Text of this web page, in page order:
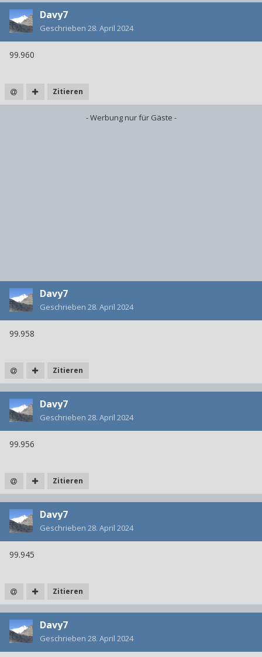
Davy7
Geschrieben 28. April 2024
99.960
Zitieren
- Werbung nur für Gäste -
Davy7
Geschrieben 28. April 2024
99.958
Zitieren
Davy7
Geschrieben 28. April 2024
99.956
Zitieren
Davy7
Geschrieben 28. April 2024
99.945
Zitieren
Davy7
Geschrieben 28. April 2024